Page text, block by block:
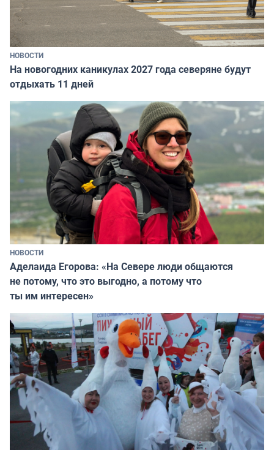
НОВОСТИ
На новогодних каникулах 2027 года северяне будут
отдыхать 11 дней
НОВОСТИ
Аделаида Егорова: «На Севере люди общаются
не потому, что это выгодно, а потому что
ты им интересен»